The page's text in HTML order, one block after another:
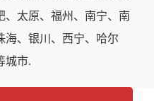
、太原、福州、南宁、南
海、银川、西宁、哈尔
城市.